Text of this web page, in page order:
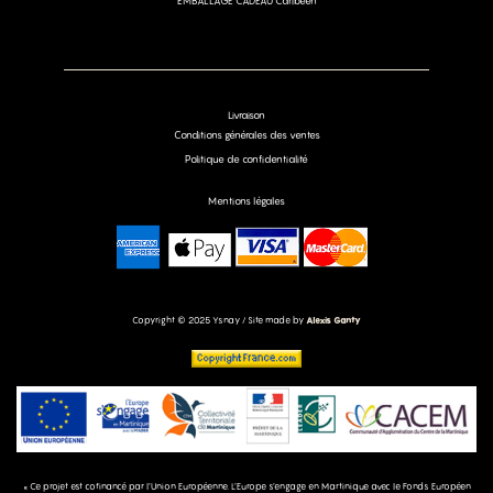
Copyright © 2025 Ysnay / Site made by Alexis Ganty
Mentions légales
Politique de confidentialité
Conditions générales des ventes
Livraison
« Ce projet est cofinancé par l’Union Européenne. L’Europe s’engage en Martinique avec le Fonds Européen